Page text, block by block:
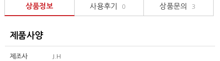
상품정보 사용후기 0 상품문의 3
제품사양
제조사 J.H